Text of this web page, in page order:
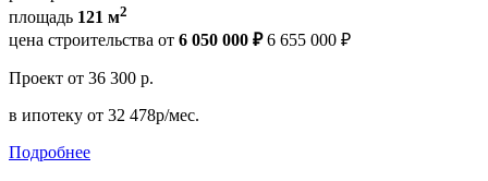
площадь 121 м2
цена строительства от 6 050 000 ₽ 6 655 000 ₽
Проект от 36 300 р.
в ипотеку от 32 478р/мес.
Подробнее